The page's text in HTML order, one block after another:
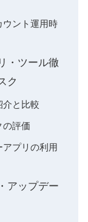
ウント運用時
・ツール徹
ク
介と比較
の評価
プリの利用
アップデー